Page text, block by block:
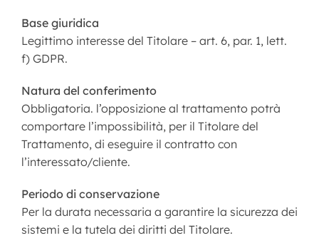
Base giuridica
Legittimo interesse del Titolare – art. 6, par. 1, lett.
f) GDPR.
Natura del conferimento
Obbligatoria. l’opposizione al trattamento potrà
comportare l’impossibilità, per il Titolare del
Trattamento, di eseguire il contratto con
l’interessato/cliente.
Periodo di conservazione
Per la durata necessaria a garantire la sicurezza dei
sistemi e la tutela dei diritti del Titolare.